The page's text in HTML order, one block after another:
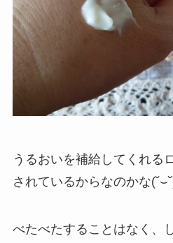
うるおいを補給してくれる
されているからなのかな
べたべたすることはなく、